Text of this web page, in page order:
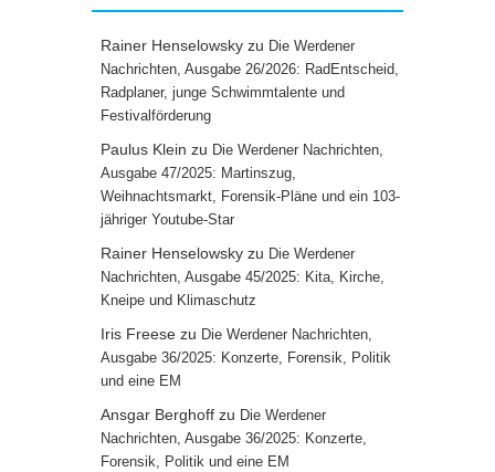
Rainer Henselowsky zu Die Werdener
Nachrichten, Ausgabe 26/2026: RadEntscheid,
Radplaner, junge Schwimmtalente und
Festivalförderung
Paulus Klein zu Die Werdener Nachrichten,
Ausgabe 47/2025: Martinszug,
Weihnachtsmarkt, Forensik-Pläne und ein 103-
jähriger Youtube-Star
Rainer Henselowsky zu Die Werdener
Nachrichten, Ausgabe 45/2025: Kita, Kirche,
Kneipe und Klimaschutz
Iris Freese zu Die Werdener Nachrichten,
Ausgabe 36/2025: Konzerte, Forensik, Politik
und eine EM
Ansgar Berghoff zu Die Werdener
Nachrichten, Ausgabe 36/2025: Konzerte,
Forensik, Politik und eine EM